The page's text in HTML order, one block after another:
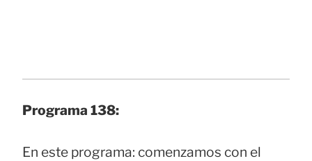
Programa 138:
En este programa: comenzamos con el